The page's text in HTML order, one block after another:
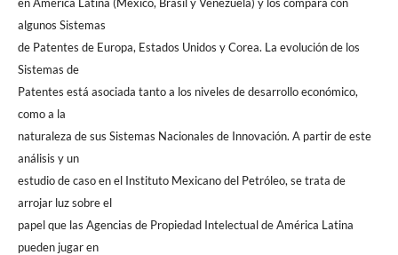
algunos Sistemas
de Patentes de Europa, Estados Unidos y Corea. La evolución de los
Sistemas de
Patentes está asociada tanto a los niveles de desarrollo económico,
como a la
naturaleza de sus Sistemas Nacionales de Innovación. A partir de este
análisis y un
estudio de caso en el Instituto Mexicano del Petróleo, se trata de
arrojar luz sobre el
papel que las Agencias de Propiedad Intelectual de América Latina
pueden jugar en